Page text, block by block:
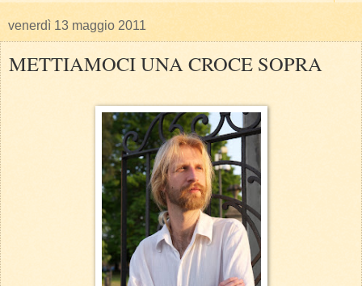
venerdì 13 maggio 2011
METTIAMOCI UNA CROCE SOPRA